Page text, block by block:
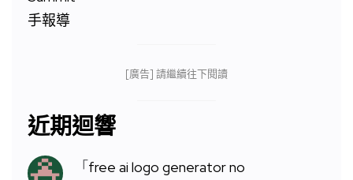
[廣告] 請繼續往下閱讀
近期迴響
「free ai logo generator no